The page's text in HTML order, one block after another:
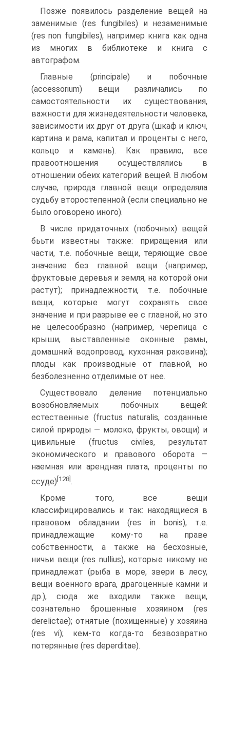
Позже появилось разделение вещей на
заменимые (res fungibiles) и незаменимые
(res non fungibiles), например книга как одна
из многих в библиотеке и книга с
автографом.
Главные (principale) и побочные
(accessorium) вещи различа­лись по
самостоятельности их существования,
важности для жиз­недеятельности человека,
зависимости их друг от друга (шкаф и ключ,
картина и рама, капитал и проценты с него,
кольцо и камень). Как правило, все
правоотношения осуществлялись в
отношении обеих категорий вещей. В любом
случае, природа главной вещи определяла
судьбу второстепенной (если специально не
было оговорено иного).
В числе придаточных (побочных) вещей
бььти известны также: приращения или
части, т.е. побочные вещи, теряющие свое
зна­чение без главной вещи (например,
фруктовые деревья и земля, на которой они
растут); принадлежности, т.е. побочные
вещи, ко­торые могут сохранять свое
значение и при разрыве ее с главной, но это
не целесообразно (например, черепица с
крыши, выстав­ленные оконные рамы,
домашний водопровод, кухонная рако­вина);
плоды как производные от главной, но
безболезненно от­делимые от нее.
Существовало деление потенциально
возобновляемых по­бочных вещей:
естественные (fructus naturalis, созданные
силой природы — молоко, фрукты, овощи) и
цивильные (fructus civiles, результат
экономического и правового оборота —
наемная или арендная плата, проценты по
ссуде) [128] .
Кроме того, все вещи
классифицировались и так: находящиеся в
правовом обладании (res in bonis), т.е.
принадлежащие кому-то на праве
собственности, а также на бесхозные,
ничьи вещи (res nullius), которые никому не
принадлежат (рыба в море, звери в лесу,
вещи военного врага, драгоценные камни и
др.), сюда же входили также вещи,
сознательно брошенные хозяином (res
derelictae); отня­тые (похищенные) у хозяина
(res ѵі); кем-то когда-то безвозврат­но
потерянные (res deperditae).